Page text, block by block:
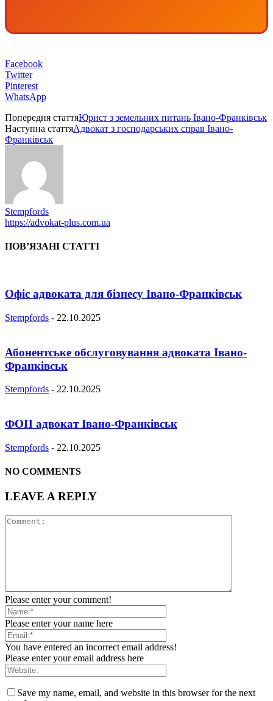
Facebook
Twitter
Pinterest
WhatsApp
Попередня статтяЮрист з земельних питань Івано-Франківськ
Наступна статтяАдвокат з господарських справ Івано-
Франківськ
Stempfords
https://advokat-plus.com.ua
ПОВ’ЯЗАНІ СТАТТІ
Офіс адвоката для бізнесу Івано-Франківськ
Stempfords - 22.10.2025
Абонентське обслуговування адвоката Івано-
Франківськ
Stempfords - 22.10.2025
ФОП адвокат Івано-Франківськ
Stempfords - 22.10.2025
NO COMMENTS
LEAVE A REPLY
Please enter your comment!
Please enter your name here
You have entered an incorrect email address!
Please enter your email address here
Save my name, email, and website in this browser for the next